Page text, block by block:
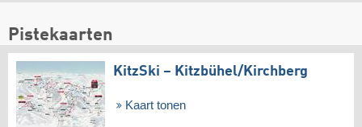
Pistekaarten
KitzSki – Kitzbühel/​Kirchberg
Kaart tonen